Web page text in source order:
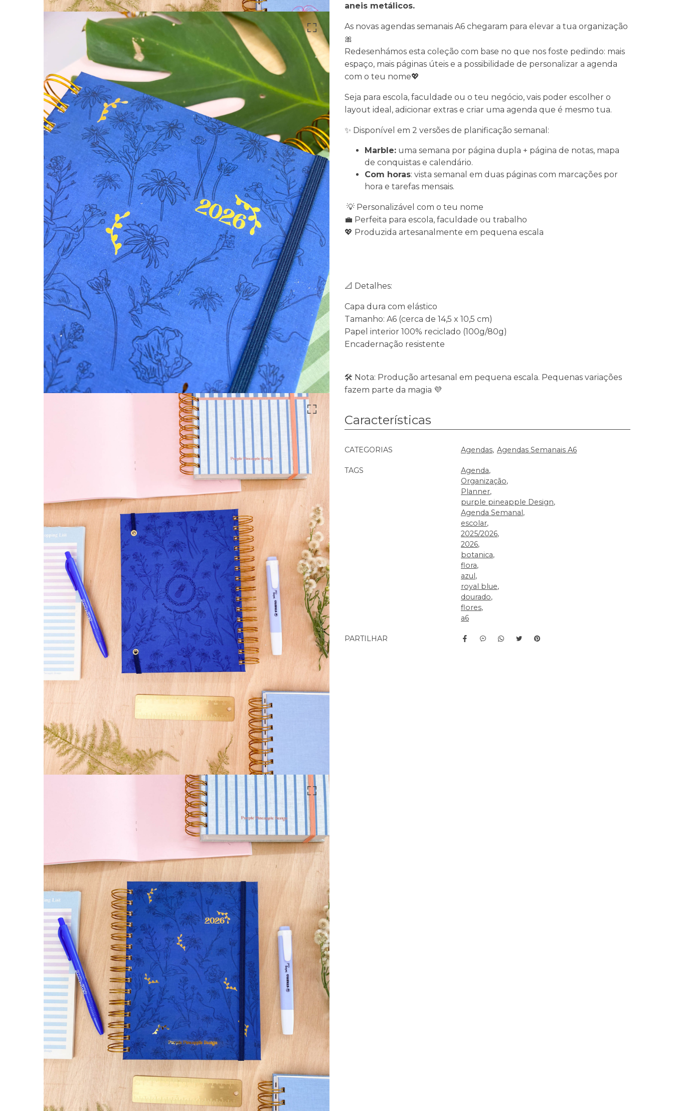
aneis metálicos.
As novas agendas semanais A6 chegaram para elevar a tua organização
🎀
Redesenhámos esta coleção com base no que nos foste pedindo: mais
espaço, mais páginas úteis e a possibilidade de personalizar a agenda
com o teu nome💖
Seja para escola, faculdade ou o teu negócio, vais poder escolher o
layout ideal, adicionar extras e criar uma agenda que é mesmo tua.
✨ Disponível em 2 versões de planificação semanal:
Marble: uma semana por página dupla + página de notas, mapa
de conquistas e calendário.
Com horas: vista semanal em duas páginas com marcações por
hora e tarefas mensais.
💡 Personalizável com o teu nome
💼 Perfeita para escola, faculdade ou trabalho
💖 Produzida artesanalmente em pequena escala
📐 Detalhes:
Capa dura com elástico
Tamanho: A6 (cerca de 14,5 x 10,5 cm)
Papel interior 100% reciclado (100g/80g)
Encadernação resistente
🛠️ Nota: Produção artesanal em pequena escala. Pequenas variações
fazem parte da magia 💜
Características
Características
CATEGORIAS Agendas Agendas Semanais A6
TAGS
Agenda
Organização
Planner
purple pineapple Design
Agenda Semanal
escolar
2025/2026
2026
botanica
flora
azul
royal blue
dourado
flores
a6
PARTILHAR